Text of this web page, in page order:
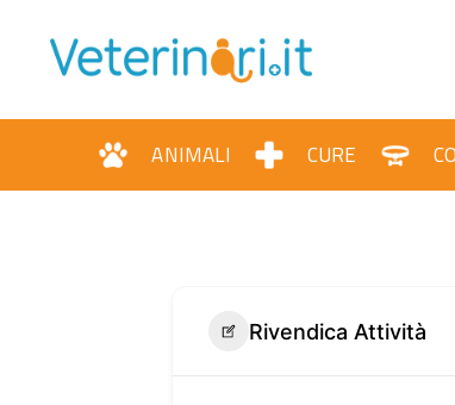
ANIMALI CURE
Rivendica Attività